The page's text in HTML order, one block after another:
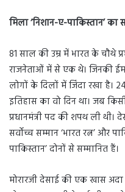
मिला ‘निशान-ए-पाकिस्तान’ का
81 साल की उम्र में भारत के चौथे
राजनेताओं में से एक थे। जिनकी
लोगों के दिलों में जिंदा रखा है।
इतिहास का वो दिन था। जब
प्रधानमंत्री पद की शपथ ली
सर्वोच्च सम्मान ‘भारत रत्न’ और
पाकिस्तान’ दोनों से सम्मानित हैं।
मोरारजी देसाई की एक खास